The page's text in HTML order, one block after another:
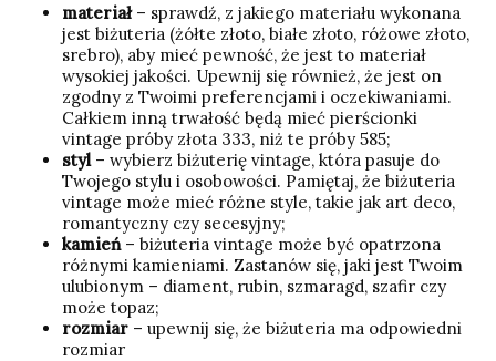
materiał– sprawdź, z jakiego materiału wykonana
jest biżuteria (żółte złoto, białe złoto, różowe złoto,
srebro), aby mieć pewność, że jest to materiał
wysokiej jakości. Upewnij się również, że jest on
zgodny z Twoimi preferencjami i oczekiwaniami.
Całkiem inną trwałość będą mieć pierścionki
vintage próby złota 333, niż te próby 585;
styl– wybierz biżuterię vintage, która pasuje do
Twojego stylu i osobowości. Pamiętaj, że biżuteria
vintage może mieć różne style, takie jak art deco,
romantyczny czy secesyjny;
kamień– biżuteria vintage może być opatrzona
różnymi kamieniami. Zastanów się, jaki jest Twoim
ulubionym – diament, rubin, szmaragd, szafir czy
może topaz;
rozmiar – upewnij się, że biżuteria ma odpowiedni
rozmiar